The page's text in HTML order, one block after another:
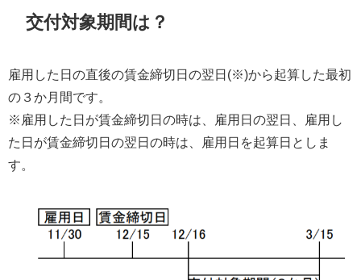
交付対象期間は？
雇用した日の直後の賃金締切日の翌日(※)から起算した最初
の３か月間です。
※雇用した日が賃金締切日の時は、雇用日の翌日、雇用し
た日が賃金締切日の翌日の時は、雇用日を起算日としま
す。